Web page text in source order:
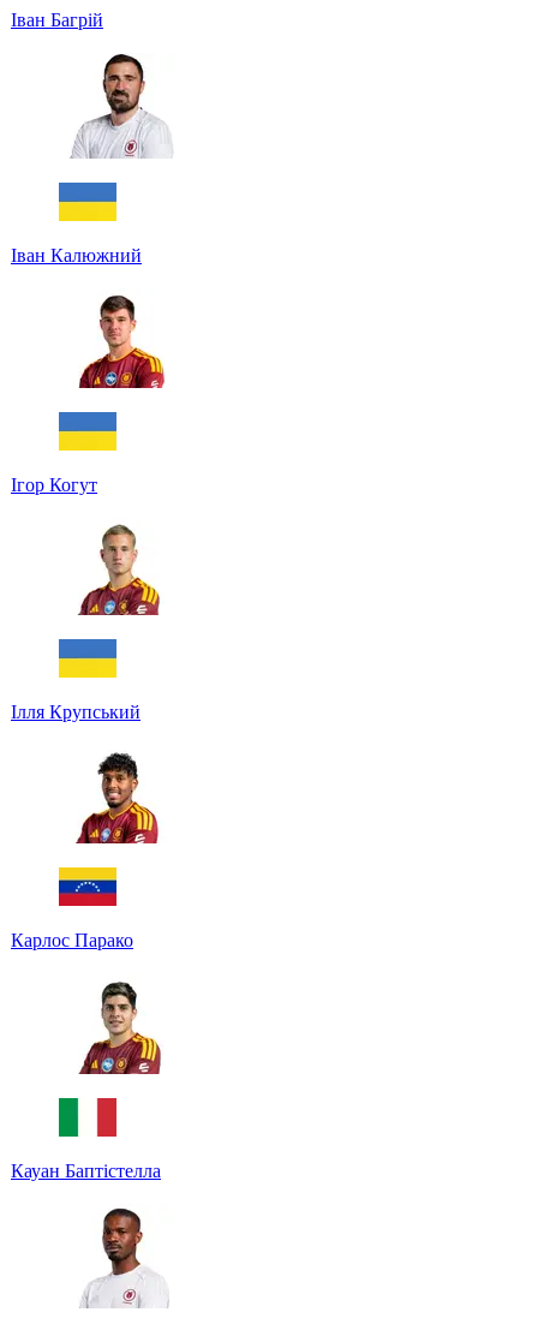
Іван Багрій
Іван Калюжний
Ігор Когут
Ілля Крупський
Карлос Парако
Кауан Баптістелла